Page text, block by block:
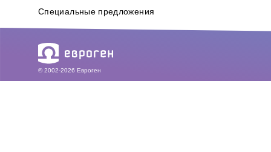
Специальные предложения
© 2002-2026 Евроген